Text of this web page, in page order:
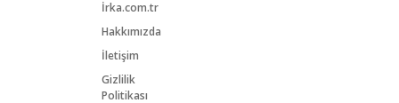
İrka.com.tr
Hakkımızda
İletişim
Gizlilik
Politikası